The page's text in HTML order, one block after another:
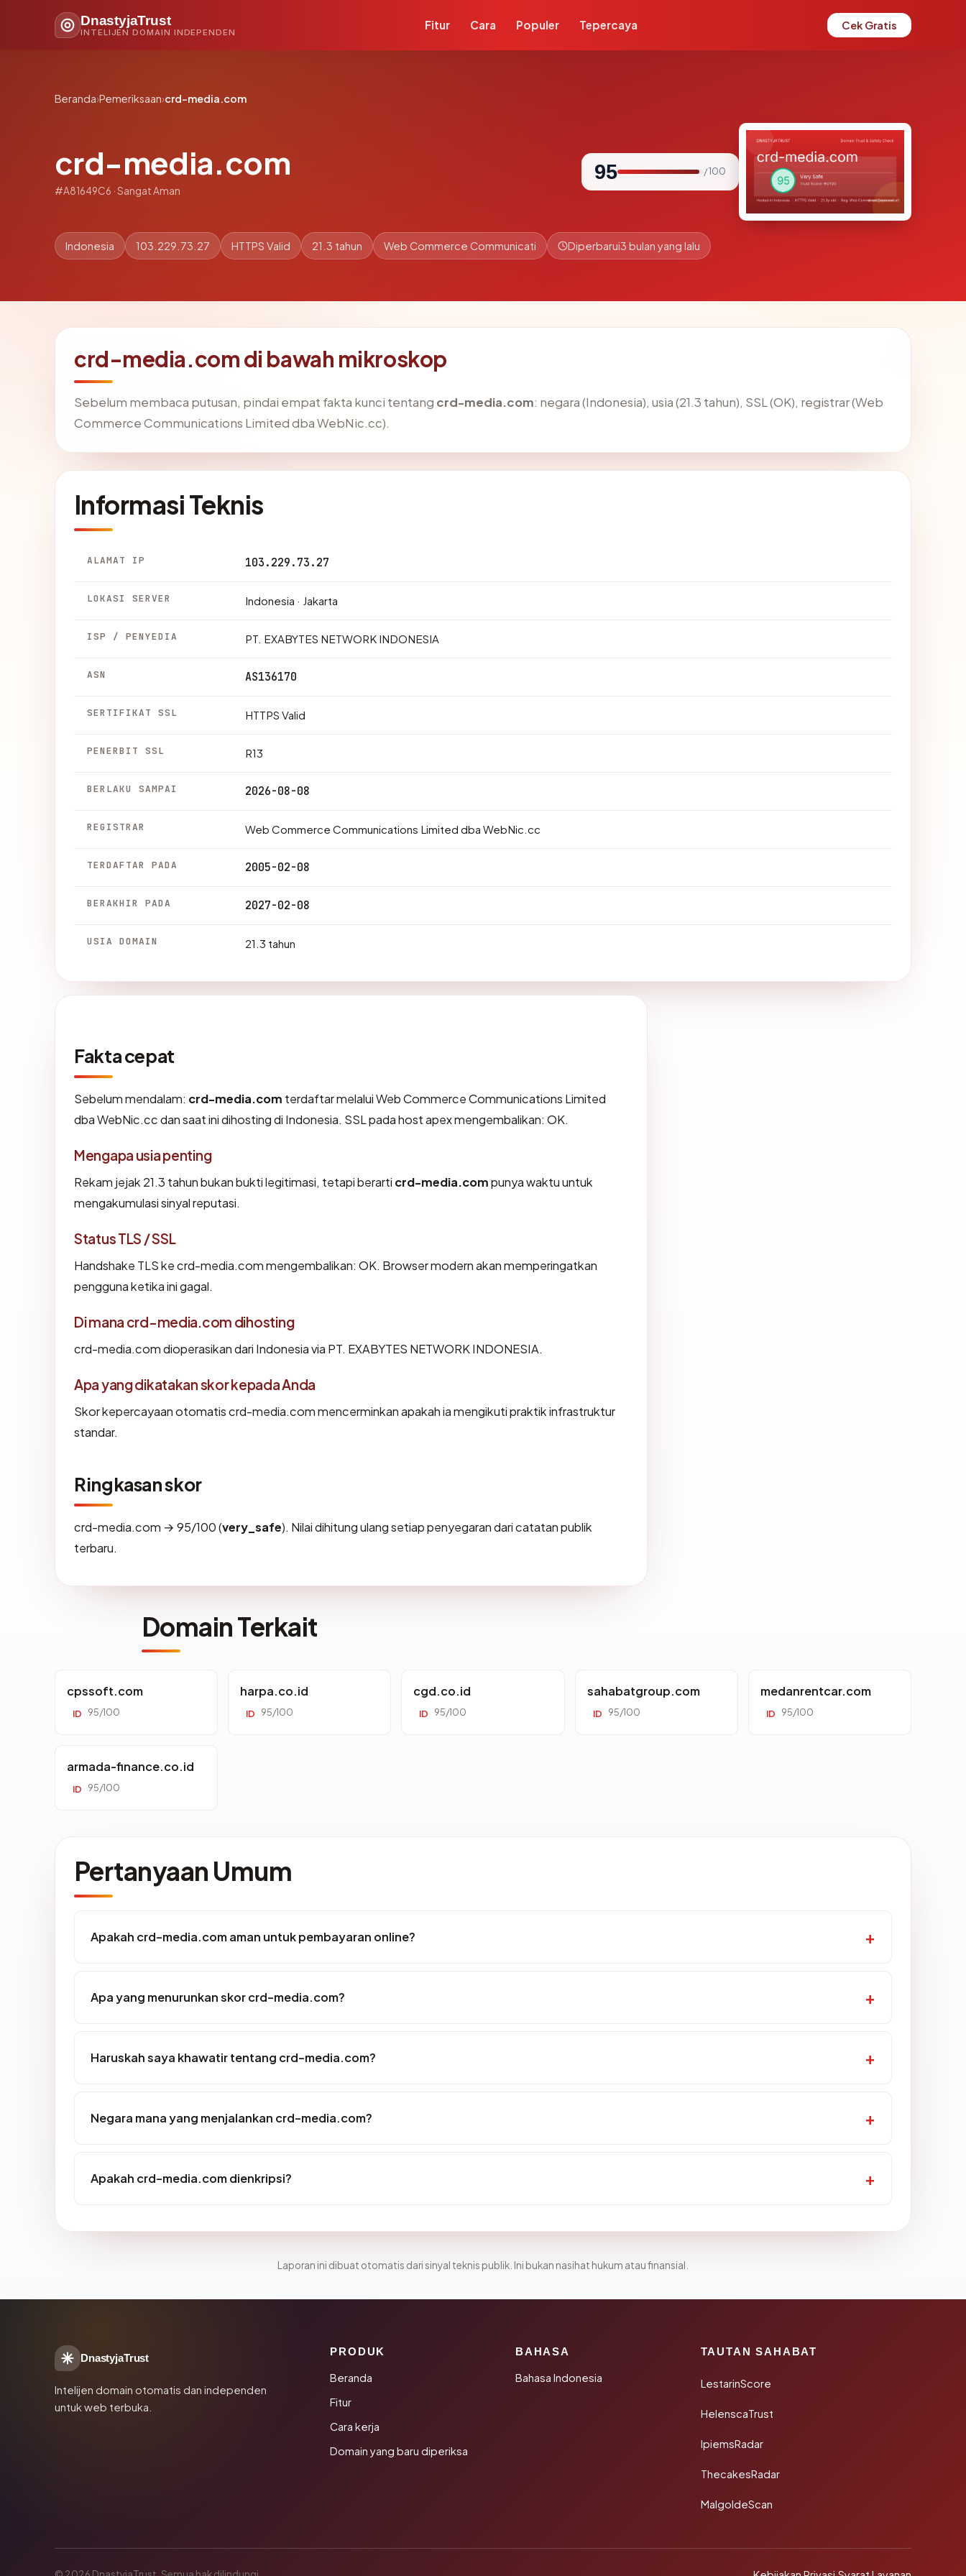
DnastyjaTrust
INTELIJEN DOMAIN INDEPENDEN
Fitur Cara Populer Tepercaya Cek Gratis
Beranda›Pemeriksaan›crd-media.com
crd-media.com
#A81649C6 · Sangat Aman
95 / 100
Indonesia 103.229.73.27 HTTPS Valid 21.3 tahun Web Commerce Communicati Diperbarui3 bulan yang lalu
crd-media.com di bawah mikroskop
Sebelum membaca putusan, pindai empat fakta kunci tentang crd-media.com: negara (Indonesia), usia (21.3 tahun), SSL (OK), registrar (Web
Commerce Communications Limited dba WebNic.cc).
Informasi Teknis
ALAMAT IP 103.229.73.27
LOKASI SERVER Indonesia · Jakarta
ISP / PENYEDIA PT. EXABYTES NETWORK INDONESIA
ASN AS136170
SERTIFIKAT SSL HTTPS Valid
PENERBIT SSL R13
BERLAKU SAMPAI 2026-08-08
REGISTRAR Web Commerce Communications Limited dba WebNic.cc
TERDAFTAR PADA 2005-02-08
BERAKHIR PADA 2027-02-08
USIA DOMAIN 21.3 tahun
Fakta cepat
Sebelum mendalam: crd-media.com terdaftar melalui Web Commerce Communications Limited
dba WebNic.cc dan saat ini dihosting di Indonesia. SSL pada host apex mengembalikan: OK.
Mengapa usia penting
Rekam jejak 21.3 tahun bukan bukti legitimasi, tetapi berarti crd-media.compunya waktu untuk
mengakumulasi sinyal reputasi.
Status TLS / SSL
Handshake TLS ke crd-media.com mengembalikan: OK. Browser modern akan memperingatkan
pengguna ketika ini gagal.
Di mana crd-media.com dihosting
crd-media.com dioperasikan dari Indonesia via PT. EXABYTES NETWORK INDONESIA.
Apa yang dikatakan skor kepada Anda
Skor kepercayaan otomatis crd-media.com mencerminkan apakah ia mengikuti praktik infrastruktur
standar.
Ringkasan skor
crd-media.com → 95/100 (very_safe). Nilai dihitung ulang setiap penyegaran dari catatan publik
terbaru.
Domain Terkait
cpssoft.com
ID 95/100
harpa.co.id
ID 95/100
cgd.co.id
ID 95/100
sahabatgroup.com
ID 95/100
medanrentcar.com
ID 95/100
armada-finance.co.id
ID 95/100
Pertanyaan Umum
Apakah crd-media.com aman untuk pembayaran online?
Apa yang menurunkan skor crd-media.com?
Haruskah saya khawatir tentang crd-media.com?
Negara mana yang menjalankan crd-media.com?
Apakah crd-media.com dienkripsi?
Laporan ini dibuat otomatis dari sinyal teknis publik. Ini bukan nasihat hukum atau finansial.
DnastyjaTrust
Intelijen domain otomatis dan independen
untuk web terbuka.
PRODUK
Beranda
Fitur
Cara kerja
Domain yang baru diperiksa
BAHASA
Bahasa Indonesia
TAUTAN SAHABAT
LestarinScore
HelenscaTrust
IpiemsRadar
ThecakesRadar
MalgoldeScan